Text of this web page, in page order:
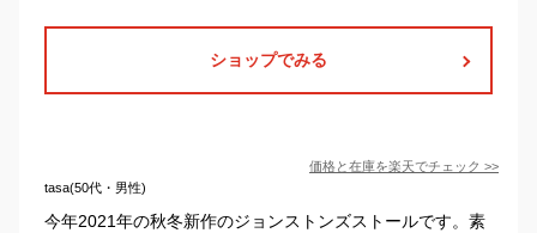
ショップでみる
価格と在庫を楽天でチェック >>
tasa(50代・男性)
今年2021年の秋冬新作のジョンストンズストールです。素